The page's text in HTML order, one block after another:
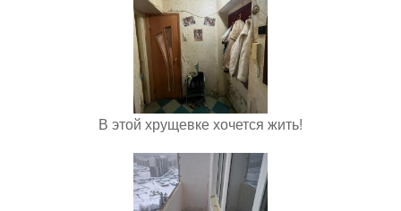
В этой хрущевке хочется жить!